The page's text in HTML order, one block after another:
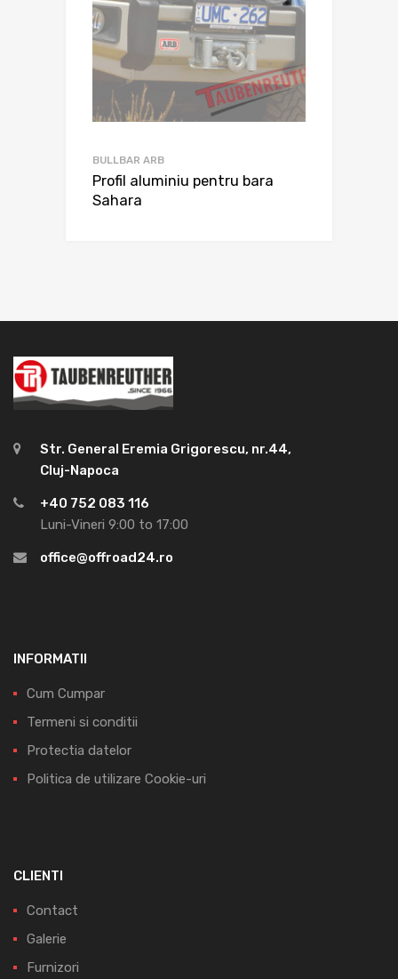
BULLBAR ARB
Profil aluminiu pentru bara
Sahara
Str. General Eremia Grigorescu, nr.44,
Cluj-Napoca
+40 752 083 116
Luni-Vineri 9:00 to 17:00
office@offroad24.ro
INFORMATII
Cum Cumpar
Termeni si conditii
Protectia datelor
Politica de utilizare Cookie-uri
CLIENTI
Contact
Galerie
Furnizori